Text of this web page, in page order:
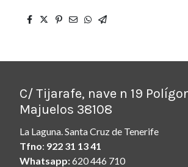
C/ Tijarafe, nave n 19
Majuelos 38108
La Laguna. Santa Cruz de Tenerife
Tfno: 922 31 13 41
Whatsapp:620 446 710